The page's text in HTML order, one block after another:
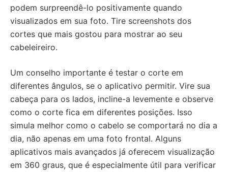
podem surpreendê-lo positivamente quando
visualizados em sua foto. Tire screenshots dos
cortes que mais gostou para mostrar ao seu
cabeleireiro.
Um conselho importante é testar o corte em
diferentes ângulos, se o aplicativo permitir. Vire sua
cabeça para os lados, incline-a levemente e observe
como o corte fica em diferentes posições. Isso
simula melhor como o cabelo se comportará no dia a
dia, não apenas em uma foto frontal. Alguns
aplicativos mais avançados já oferecem visualização
em 360 graus, que é especialmente útil para verificar